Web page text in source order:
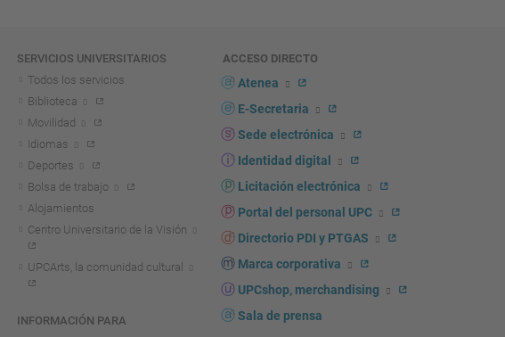
SERVICIOS UNIVERSITARIOS
Todos los servicios
Biblioteca
Movilidad
Idiomas
Deportes
Bolsa de trabajo
Alojamientos
Centro Universitario de la Visión
UPCArts, la comunidad cultural
INFORMACIÓN PARA
ACCESO DIRECTO
Atenea
E-Secretaria
Sede electrónica
Identidad digital
Licitación electrónica
Portal del personal UPC
Directorio PDI y PTGAS
Marca corporativa
UPCshop, merchandising
Sala de prensa